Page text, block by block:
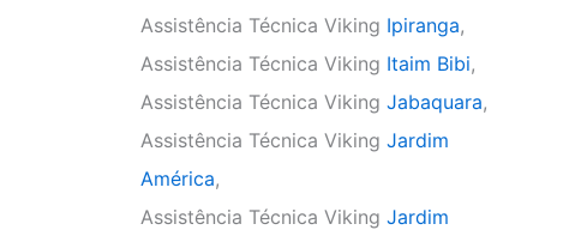
Assistência Técnica Viking Ipiranga,
Assistência Técnica Viking Itaim Bibi,
Assistência Técnica Viking Jabaquara,
Assistência Técnica Viking Jardim
América,
Assistência Técnica Viking Jardim